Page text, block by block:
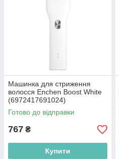
Машинка для стриження
волосся Enchen Boost White
(6972417691024)
Готово до відправки
767 ₴
Купити